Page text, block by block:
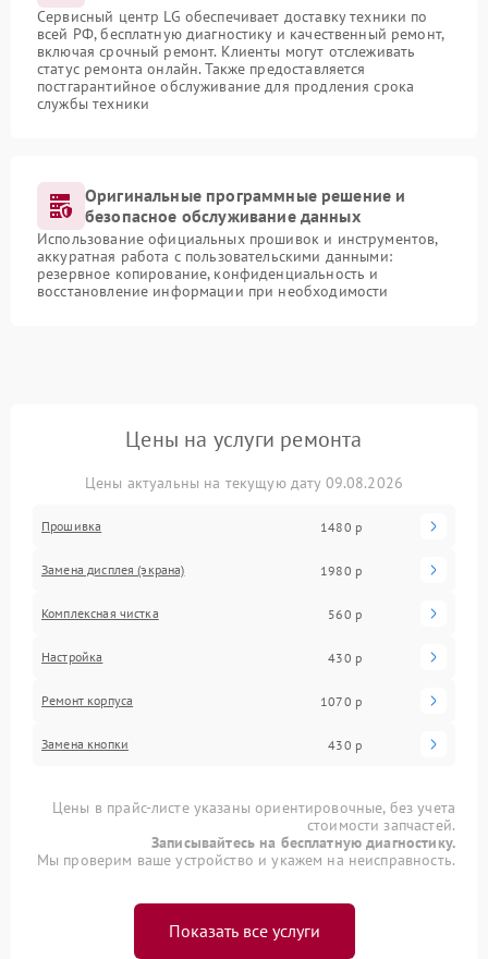
Сервисный центр LG обеспечивает доставку техники по
всей РФ, бесплатную диагностику и качественный ремонт,
включая срочный ремонт. Клиенты могут отслеживать
статус ремонта онлайн. Также предоставляется
постгарантийное обслуживание для продления срока
службы техники
Оригинальные программные решение и
безопасное обслуживание данных
Использование официальных прошивок и инструментов,
аккуратная работа с пользовательскими данными:
резервное копирование, конфиденциальность и
восстановление информации при необходимости
Цены на услуги ремонта
Цены актуальны на текущую дату 09.08.2026
Прошивка 1480 р
Замена дисплея (экрана) 1980 р
Комплексная чистка 560 р
Настройка 430 р
Ремонт корпуса 1070 р
Замена кнопки 430 р
Цены в прайс-листе указаны ориентировочные, без учета
стоимости запчастей.
Записывайтесь на бесплатную диагностику.
Мы проверим ваше устройство и укажем на неисправность.
Показать все услуги